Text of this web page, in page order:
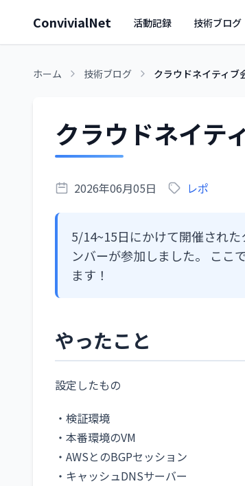
ConvivialNet 活動記録 技術ブログ
ホーム 技術ブログ クラウドネイティブ
クラウドネイテ
2026年06月05日 レポ
5/14~15日にかけて開催され
ンバーが参加しました。 ここ
ます！
やったこと
設定したもの
・検証環境
・本番環境のVM
・AWSとのBGPセッション
・キャッシュDNSサーバー